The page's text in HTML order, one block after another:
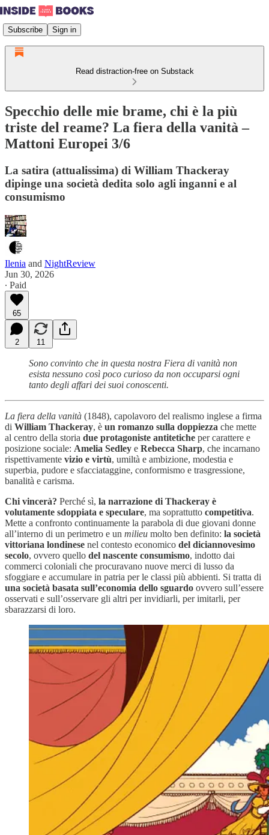
Subscribe Sign in
Read distraction-free on Substack
Specchio delle mie brame, chi è la più
triste del reame? La fiera della vanità –
Mattoni Europei 3/6
La satira (attualissima) di William Thackeray
dipinge una società dedita solo agli inganni e al
consumismo
Ilenia and NightReview
Jun 30, 2026
∙ Paid
65
2 11
Sono convinto che in questa nostra Fiera di vanità non
esista nessuno così poco curioso da non occuparsi ogni
tanto degli affari dei suoi conoscenti.
La fiera della vanità (1848), capolavoro del realismo inglese a firma
di William Thackeray, è un romanzo sulla doppiezza che mette
al centro della storia due protagoniste antitetiche per carattere e
posizione sociale: Amelia Sedley e Rebecca Sharp, che incarnano
rispettivamente vizio e virtù, umiltà e ambizione, modestia e
superbia, pudore e sfacciataggine, conformismo e trasgressione,
banalità e carisma.
Chi vincerà? Perché sì, la narrazione di Thackeray è
volutamente sdoppiata e speculare, ma soprattutto competitiva.
Mette a confronto continuamente la parabola di due giovani donne
all’interno di un perimetro e un milieu molto ben definito: la società
vittoriana londinese nel contesto economico del diciannovesimo
secolo, ovvero quello del nascente consumismo, indotto dai
commerci coloniali che procuravano nuove merci di lusso da
sfoggiare e accumulare in patria per le classi più abbienti. Si tratta di
una società basata sull’economia dello sguardo ovvero sull’essere
osservati e sull’osservare gli altri per invidiarli, per imitarli, per
sbarazzarsi di loro.